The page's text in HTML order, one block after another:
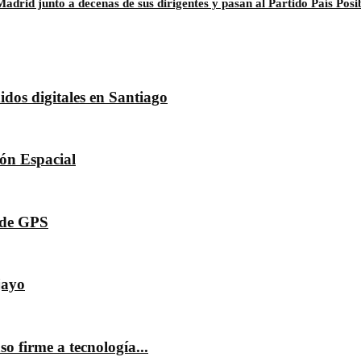
junto a decenas de sus dirigentes y pasan al Partido País
digitales en Santiago
Espacial
GPS
firme a tecnología...